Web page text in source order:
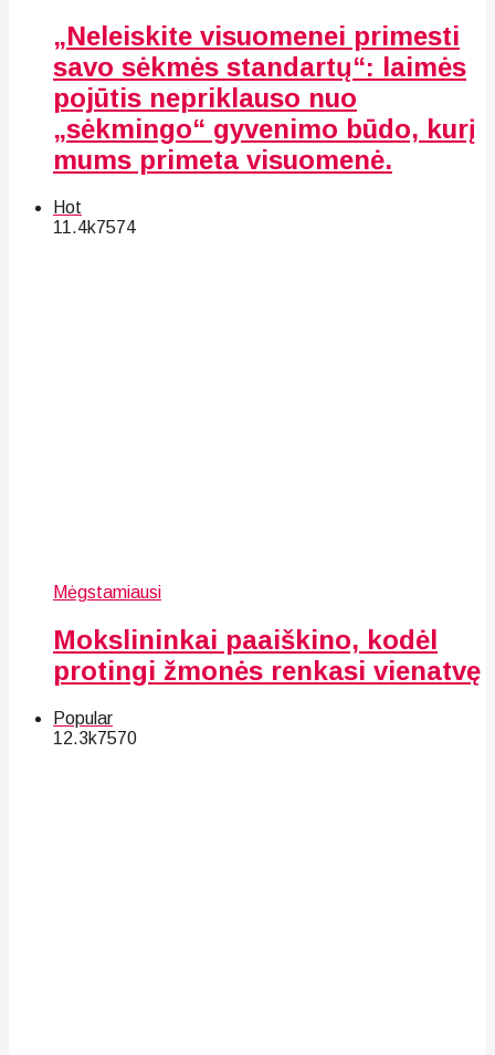
„Neleiskite visuomenei primesti
savo sėkmės standartų“: laimės
pojūtis nepriklauso nuo
„sėkmingo“ gyvenimo būdo, kurį
mums primeta visuomenė.
Hot
11.4k7574
Mėgstamiausi
Mokslininkai paaiškino, kodėl
protingi žmonės renkasi vienatvę
Popular
12.3k7570